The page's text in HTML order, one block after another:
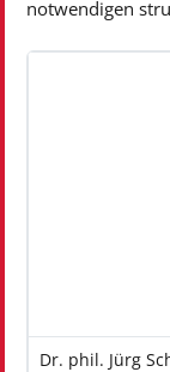
notwendigen
Dr. phil. Jürg